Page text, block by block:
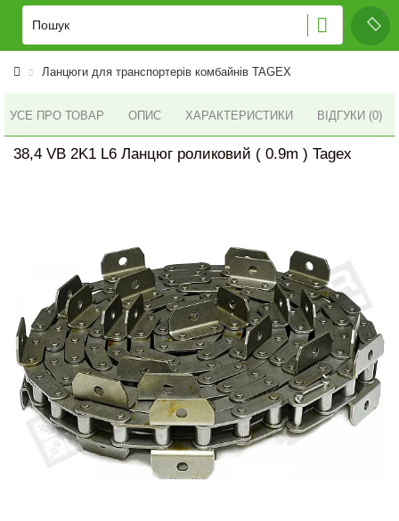
Ланцюги для транспортерів комбайнів TAGEX
УСЕ ПРО ТОВАР ОПИС ХАРАКТЕРИСТИКИ ВІДГУКИ (0)
38,4 VB 2K1 L6 Ланцюг роликовий ( 0.9m ) Tagex